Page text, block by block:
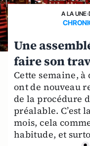
A LA UNE›
Une
faire son
Cette semaine,
ont de nouveau
de la procédure
préalable. C’est
mois, cela
habitude, et